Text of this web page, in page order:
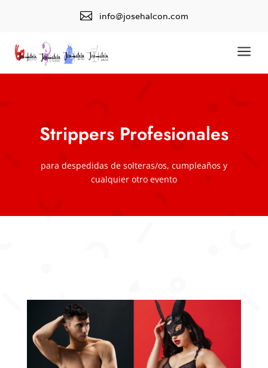
 info@josehalcon.com
a
Strippers Profesionales
para despedidas de solteras/os, cumpleaños y
cualquier otro evento